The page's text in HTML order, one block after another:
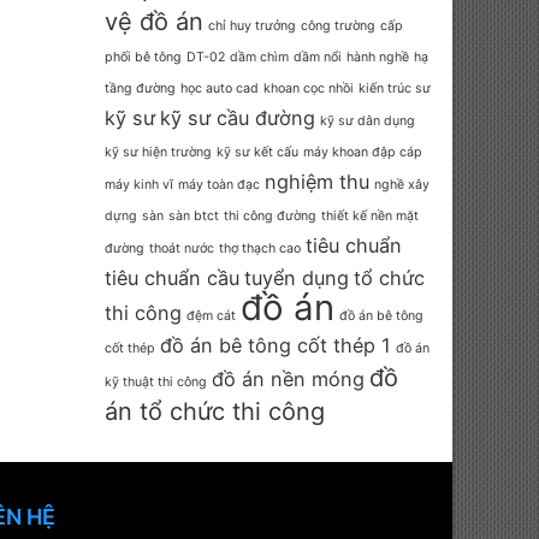
vệ đồ án chỉ huy trưởng công trường cấp
phối bê tông DT-02 dầm chìm dầm nổi hành nghề hạ
tầng đường học auto cad khoan cọc nhồi kiến trúc sư
kỹ sư kỹ sư cầu đường kỹ sư dân dụng
kỹ sư hiện trường kỹ sư kết cấu máy khoan đập cáp
máy kinh vĩ máy toàn đạc nghiệm thu nghề xây
dựng sàn sàn btct thi công đường thiết kế nền mặt
đường thoát nước thợ thạch cao tiêu chuẩn
tiêu chuẩn cầu tuyển dụng tổ chức
thi công đệm cát đồ án đồ án bê tông
cốt thép đồ án bê tông cốt thép 1 đồ án
kỹ thuật thi công đồ án nền móng đồ
án tổ chức thi công
HỆ